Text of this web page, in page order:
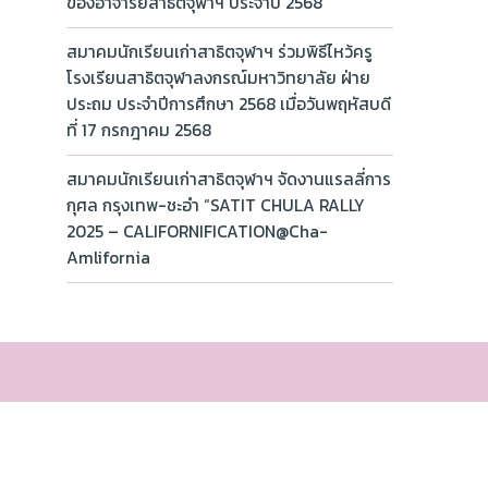
สมาคมนักเรียนเก่าสาธิตจุฬาฯ ร่วมพิธีไหว้ครู
โรงเรียนสาธิตจุฬาลงกรณ์มหาวิทยาลัย ฝ่าย
ประถม ประจำปีการศึกษา 2568 เมื่อวันพฤหัสบดี
ที่ 17 กรกฎาคม 2568
สมาคมนักเรียนเก่าสาธิตจุฬาฯ จัดงานแรลลี่การ
กุศล กรุงเทพ-ชะอำ “SATIT CHULA RALLY
2025 – CALIFORNIFICATION@Cha-
Amlifornia